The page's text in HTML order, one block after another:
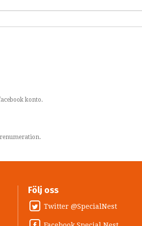
konto.
Följ oss
Twitter @SpecialNest